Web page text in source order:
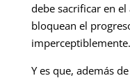
debe sacrificar en
bloquean el
imperceptiblemente.
Y es que, además